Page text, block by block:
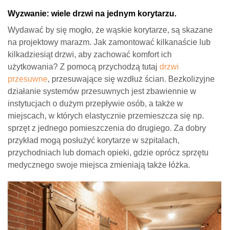
Wyzwanie: wiele drzwi na jednym korytarzu.
Wydawać by się mogło, że wąskie korytarze, są skazane
na projektowy marazm. Jak zamontować kilkanaście lub
kilkadziesiąt drzwi, aby zachować komfort ich
użytkowania? Z pomocą przychodzą tutaj drzwi
przesuwne, przesuwające się wzdłuż ścian. Bezkolizyjne
działanie systemów przesuwnych jest zbawiennie w
instytucjach o dużym przepływie osób, a także w
miejscach, w których elastycznie przemieszcza się np.
sprzęt z jednego pomieszczenia do drugiego. Za dobry
przykład mogą posłużyć korytarze w szpitalach,
przychodniach lub domach opieki, gdzie oprócz sprzętu
medycznego swoje miejsca zmieniają także łóżka.